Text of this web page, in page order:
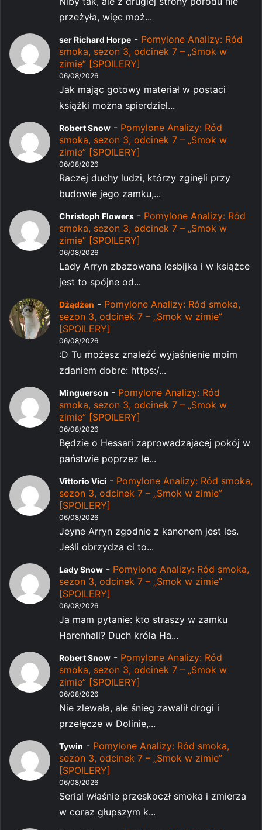
przeżyła, więc moż...
ser Richard Horpe - Pomylone Analizy: Ród
smoka, sezon 3, odcinek 7 – „Smok w
zimie” [SPOILERY]
06/08/2026
Jak mając gotowy materiał w postaci
książki można spierdziel...
Robert Snow - Pomylone Analizy: Ród
smoka, sezon 3, odcinek 7 – „Smok w
zimie” [SPOILERY]
06/08/2026
Raczej duchy ludzi, którzy zginęli przy
budowie jego zamku,...
Christoph Flowers - Pomylone Analizy: Ród
smoka, sezon 3, odcinek 7 – „Smok w
zimie” [SPOILERY]
06/08/2026
Lady Arryn zbazowana lesbijka i w książce
jest to spójne od...
Dżądżen - Pomylone Analizy: Ród smoka,
sezon 3, odcinek 7 – „Smok w zimie”
[SPOILERY]
06/08/2026
:D Tu możesz znaleźć wyjaśnienie moim
zdaniem dobre: https:/...
Minguerson - Pomylone Analizy: Ród
smoka, sezon 3, odcinek 7 – „Smok w
zimie” [SPOILERY]
06/08/2026
Będzie o Hessari zaprowadzajacej pokój w
państwie poprzez le...
Vittorio Vici - Pomylone Analizy: Ród smoka,
sezon 3, odcinek 7 – „Smok w zimie”
[SPOILERY]
06/08/2026
Jeyne Arryn zgodnie z kanonem jest les.
Jeśli obrzydza ci to...
Lady Snow - Pomylone Analizy: Ród smoka,
sezon 3, odcinek 7 – „Smok w zimie”
[SPOILERY]
06/08/2026
Ja mam pytanie: kto straszy w zamku
Harenhall? Duch króla Ha...
Robert Snow - Pomylone Analizy: Ród
smoka, sezon 3, odcinek 7 – „Smok w
zimie” [SPOILERY]
06/08/2026
Nie zlewała, ale śnieg zawalił drogi i
przełęcze w Dolinie,...
Tywin - Pomylone Analizy: Ród smoka,
sezon 3, odcinek 7 – „Smok w zimie”
[SPOILERY]
06/08/2026
Serial właśnie przeskoczł smoka i zmierza
w coraz głupszym k...